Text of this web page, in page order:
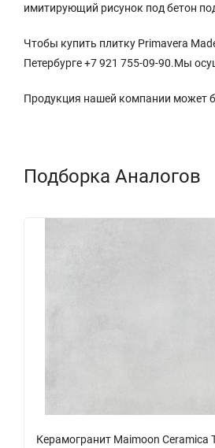
имитирующий рисунок под бетон
Чтобы купить плитку Primavera
Петербурге +7 921 755-09-90.Мы
Продукция нашей компании может
Подборка Аналогов
Керамогранит Maimoon Ceramica